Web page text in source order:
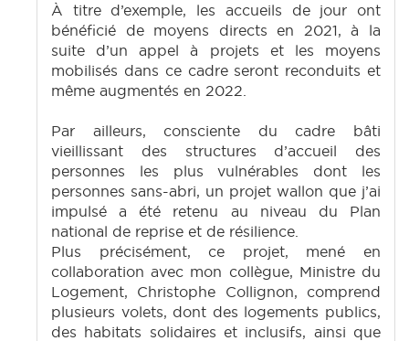
À titre d’exemple, les accueils de jour ont
bénéficié de moyens directs en 2021, à la
suite d’un appel à projets et les moyens
mobilisés dans ce cadre seront reconduits et
même augmentés en 2022.
Par ailleurs, consciente du cadre bâti
vieillissant des structures d’accueil des
personnes les plus vulnérables dont les
personnes sans-abri, un projet wallon que j’ai
impulsé a été retenu au niveau du Plan
national de reprise et de résilience.
Plus précisément, ce projet, mené en
collaboration avec mon collègue, Ministre du
Logement, Christophe Collignon, comprend
plusieurs volets, dont des logements publics,
des habitats solidaires et inclusifs, ainsi que